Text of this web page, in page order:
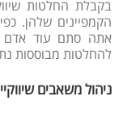
הקמפיינים שלהן.
אתה סתם עוד אדם
להחלטות מבוססות
ניהול משאבים